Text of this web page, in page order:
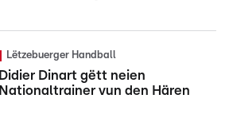
Lëtzebuerger Handball
Didier Dinart gëtt neien
Nationaltrainer vun den Hären